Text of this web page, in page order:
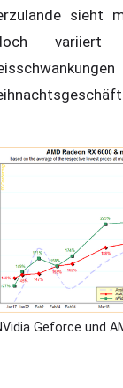
sieht
variiert
Geforce und